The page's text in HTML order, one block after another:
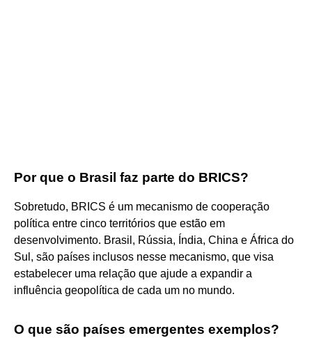
Por que o Brasil faz parte do BRICS?
Sobretudo, BRICS é um mecanismo de cooperação
política entre cinco territórios que estão em
desenvolvimento. Brasil, Rússia, Índia, China e África do
Sul, são países inclusos nesse mecanismo, que visa
estabelecer uma relação que ajude a expandir a
influência geopolítica de cada um no mundo.
O que são países emergentes exemplos?